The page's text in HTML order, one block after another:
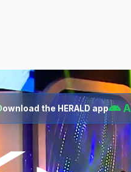
the HERALD app